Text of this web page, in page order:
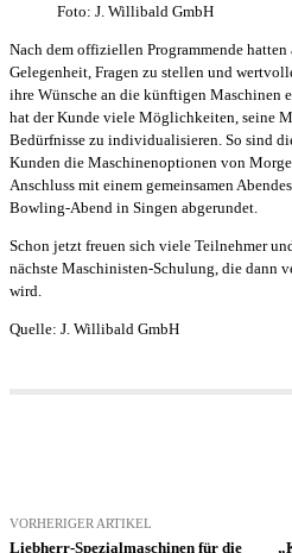
Foto: J. Willibald GmbH
Nach dem offiziellen Programmende
Gelegenheit, Fragen zu stellen und
ihre Wünsche an die künftigen Maschinen
hat der Kunde viele Möglichkeiten, seine
Bedürfnisse zu individualisieren. So sind
Kunden die Maschinenoptionen von
Anschluss mit einem gemeinsamen
Bowling-Abend in Singen abgerundet.
Schon jetzt freuen sich viele Teilnehmer
nächste Maschinisten-Schulung, die dann
wird.
Quelle: J. Willibald GmbH
VORHERIGER ARTIKEL
Liebherr-Spezialmaschinen für die